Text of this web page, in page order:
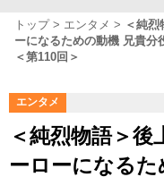
トップ エンタメ
＜純
ーになるための動機 兄貴分
＜第110回＞
エンタメ
＜純烈物語＞後
ーローになる